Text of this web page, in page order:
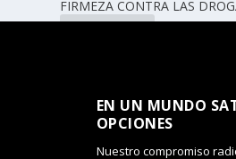
FIRMEZA CONTRA LAS
EN UN MUNDO
OPCIONES​
Nuestro compromiso